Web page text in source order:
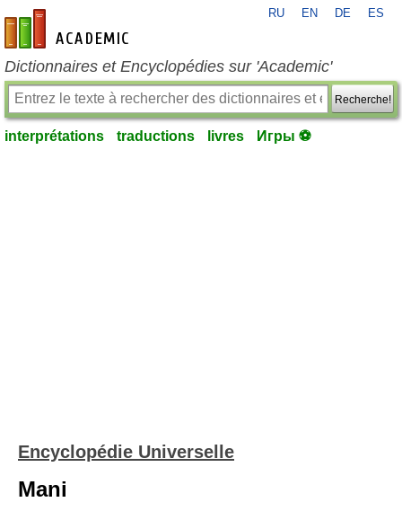
fr-academic.com
RU EN DE ES
Dictionnaires et Encyclopédies sur 'Academic'
Recherche!
interprétations traductions livres Игры ⚽
Encyclopédie Universelle
Mani